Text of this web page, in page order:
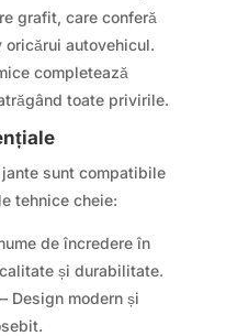
grafit, care conferă
autovehicul.
completează
toate privirile.
sunt compatibile
tehnice cheie:
de încredere în
și durabilitate.
Design modern și